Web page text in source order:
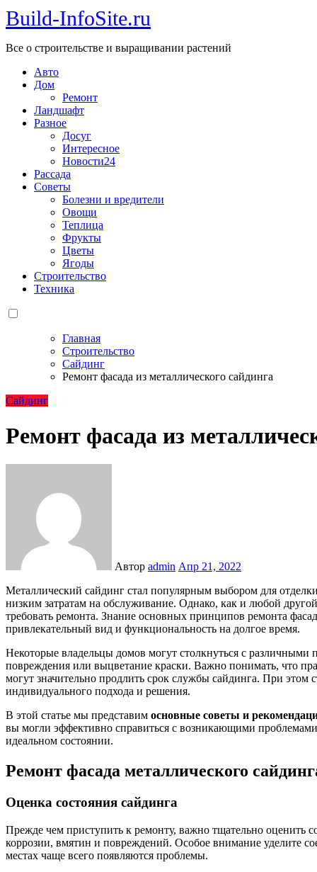
Build-InfoSite.ru
Все о строительстве и выращивании растений
Авто
Дом
Ремонт
Ландшафт
Разное
Досуг
Интересное
Новости24
Рассада
Советы
Болезни и вредители
Овощи
Теплица
Фрукты
Цветы
Ягоды
Строительство
Техника
Главная
Строительство
Сайдинг
Ремонт фасада из металлического сайдинга
Сайдинг
Ремонт фасада из
Автор admin Апр 21, 2022
Металлический сайдинг стал популярным выбором для отделки фасадов благодаря своей долговечности, эстетике и
низким затратам на обслуживание. Однако, как и любой
требовать ремонта. Знание основных принципов ремонта
привлекательный вид и функциональность на долгое время.
Некоторые владельцы домов могут столкнуться с различными
повреждения или выцветание краски. Важно понимать, что
могут значительно продлить срок службы сайдинга. При этом
индивидуального подхода и решения.
В этой статье мы представим основные советы и
вы могли эффективно справиться с возникающими
идеальном состоянии.
Ремонт фасада металлического
Оценка состояния сайдинга
Прежде чем приступить к ремонту, важно тщательно оценить
коррозии, вмятин и повреждений. Особое внимание уделите
местах чаще всего появляются проблемы.